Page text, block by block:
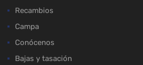
Recambios
Campa
Conócenos
Bajas y tasación